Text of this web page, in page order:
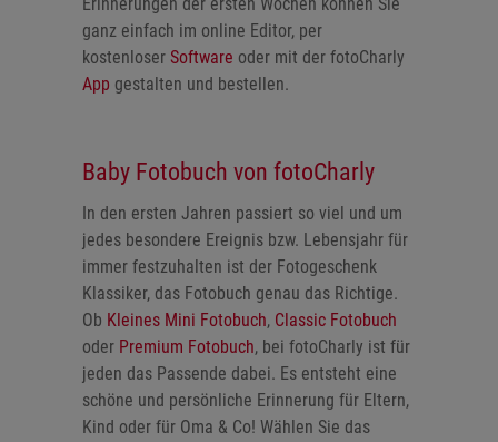
ganz einfach im online Editor, per
kostenloser Software oder mit der fotoCharly
App gestalten und bestellen.
Baby Fotobuch von fotoCharly
In den ersten Jahren passiert so viel und um
jedes besondere Ereignis bzw. Lebensjahr für
immer festzuhalten ist der Fotogeschenk
Klassiker, das Fotobuch genau das Richtige.
Ob Kleines Mini Fotobuch, Classic Fotobuch
oder Premium Fotobuch, bei fotoCharly ist für
jeden das Passende dabei. Es entsteht eine
schöne und persönliche Erinnerung für Eltern,
Kind oder für Oma & Co! Wählen Sie das